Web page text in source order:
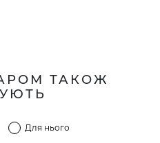
ТАКОЖ
Для нього